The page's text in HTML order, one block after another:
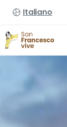
Italiano